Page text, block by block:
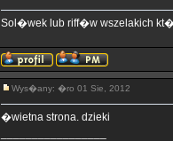
Sol�wek lub riff�w wszelakich
Wys�any: �ro 01 Sie, 2012
�wietna strona. dzieki